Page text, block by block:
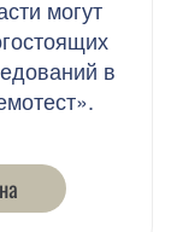
могут
в